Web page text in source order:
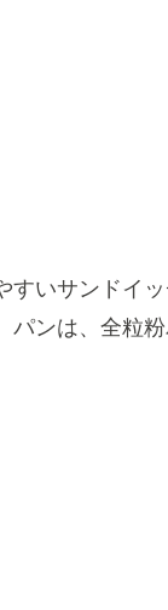
すいサンドイ
ンは、全粒